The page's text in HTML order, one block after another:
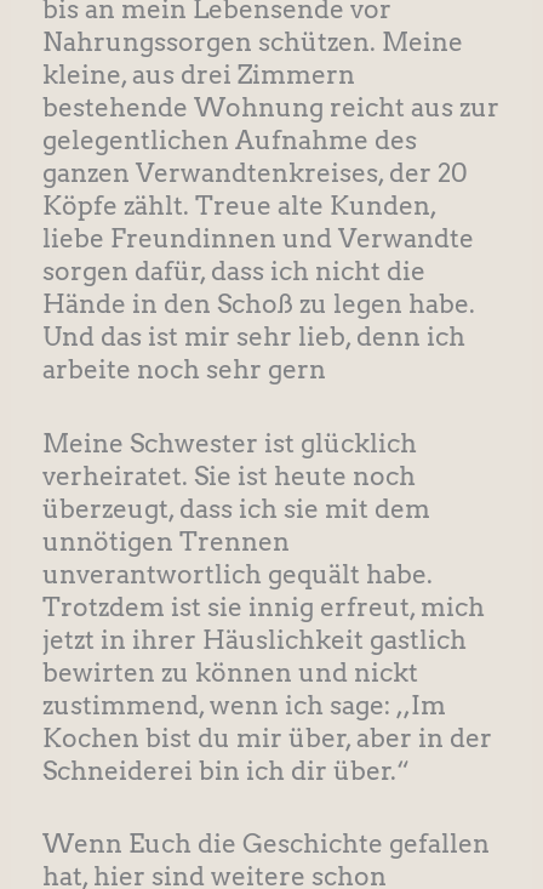
bis an mein Lebensende vor
Nahrungssorgen schützen. Meine
kleine, aus drei Zimmern
bestehende Wohnung reicht aus zur
gelegentlichen Aufnahme des
ganzen Verwandtenkreises, der 20
Köpfe zählt. Treue alte Kunden,
liebe Freundinnen und Verwandte
sorgen dafür, dass ich nicht die
Hände in den Schoß zu legen habe.
Und das ist mir sehr lieb, denn ich
arbeite noch sehr gern
Meine Schwester ist glücklich
verheiratet. Sie ist heute noch
überzeugt, dass ich sie mit dem
unnötigen Trennen
unverantwortlich gequält habe.
Trotzdem ist sie innig erfreut, mich
jetzt in ihrer Häuslichkeit gastlich
bewirten zu können und nickt
zustimmend, wenn ich sage: ,,Im
Kochen bist du mir über, aber in der
Schneiderei bin ich dir über.“
Wenn Euch die Geschichte gefallen
hat, hier sind weitere schon